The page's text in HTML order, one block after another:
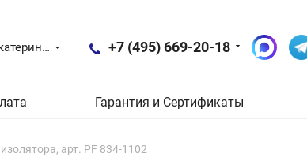
Екатеринбург +7 (495) 669-20-18
Гарантия и Сертификаты
арт. PF 834-1102